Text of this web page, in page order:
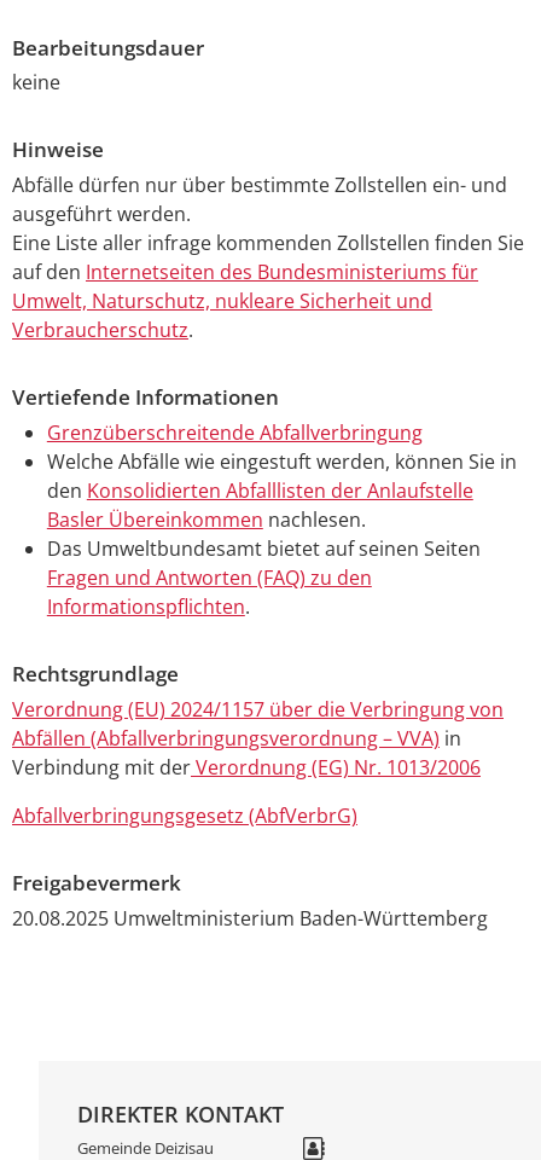
Bearbeitungsdauer
keine
Hinweise
Abfälle dürfen nur über bestimmte Zollstellen ein- und
ausgeführt werden.
Eine Liste aller infrage kommenden Zollstellen finden Sie
auf den Internetseiten des Bundesministeriums für
Umwelt, Naturschutz, nukleare Sicherheit und
Verbraucherschutz.
Vertiefende Informationen
Grenzüberschreitende Abfallverbringung
Welche Abfälle wie eingestuft werden, können Sie in
den Konsolidierten Abfalllisten der Anlaufstelle
Basler Übereinkommen nachlesen.
Das Umweltbundesamt bietet auf seinen Seiten
Fragen und Antworten (FAQ) zu den
Informationspflichten.
Rechtsgrundlage
Verordnung (EU) 2024/1157 über die Verbringung von
Abfällen (Abfallverbringungsverordnung – VVA) in
Verbindung mit derVerordnung (EG) Nr. 1013/2006
Abfallverbringungsgesetz (AbfVerbrG)
Freigabevermerk
20.08.2025 Umweltministerium Baden-Württemberg
DIREKTER KONTAKT
Gemeinde Deizisau